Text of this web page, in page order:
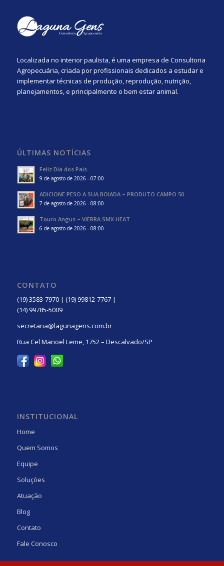
Localizada no interior paulista, é uma empresa de Consultoria
Agropecuária, criada por profissionais dedicados a estudar e
implementar técnicas de produção, reprodução, nutrição,
planejamentos, e principalmente o bem estar animal.
ÚLTIMAS NOTÍCIAS
Feliz Dia dos Pais
9 de agosto de 2026 - 07:00
ADICIONE PESO A SUA BOIADA – PRODUTO CAMPO 50
7 de agosto de 2026 - 08:00
Touro Angus – VIERRA SMX HEAT
6 de agosto de 2026 - 08:00
CONTATO
(19) 3583-7970 | (19) 99812-7767 |
(14) 99785-5009
secretaria@lagunagens.com.br
Rua Cel Manoel Leme, 1752 – Descalvado/SP
INSTITUCIONAL
Home
Quem Somos
Equipe
Soluções
Atuação
Blog
Contato
Fale Conosco